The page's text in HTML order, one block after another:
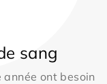
sang
ont besoin